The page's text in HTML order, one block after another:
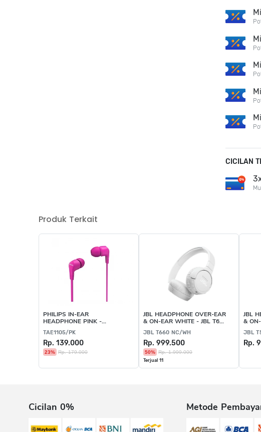
CICILAN
Produk Terkait
PHILIPS IN-EAR
HEADPHONE PINK -
TAE1105/PK
TAE1105/PK
Rp. 139.000
23% Rp. 179.000
JBL HEADPHONE OVER-EAR
& ON-EAR WHITE - JBL T660
JBL T660 NC/WH
Rp. 999.500
50% Rp. 1.999.000
Terjual 11
JBL
&
JBL
Rp.
Cicilan 0% Metode